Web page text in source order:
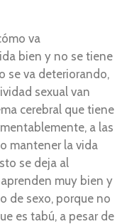
va
bien y no se tiene
se va deteriorando,
sexual van
cerebral que tiene
a las
mantener la vida
se deja al
muy bien y
de sexo, porque no
es tabú, a pesar de